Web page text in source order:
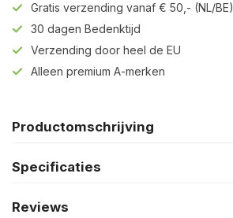
Gratis verzending vanaf € 50,- (NL/BE)
30 dagen Bedenktijd
Verzending door heel de EU
Alleen premium A-merken
Productomschrijving
Specificaties
Reviews